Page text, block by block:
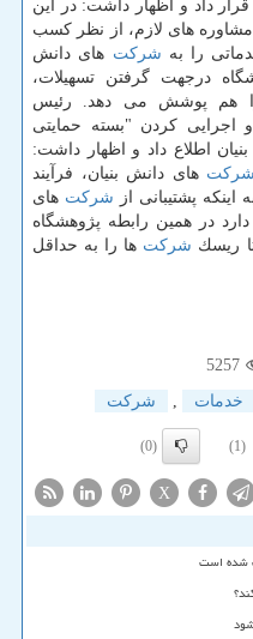
داد و اظهار داشت: در این
مشاوره های لازم، از نظر كسب
را به شركت های دانش
درجهت گرفتن تسهیلات،
هم پوشش می دهد. رئیس
اجرایی كردن "بسته حمایتی
اطلاع داد و اظهار داشت:
شركت های دانش بنیان، فرآیند
اینكه پشتیبانی از شركت های
در همین رابطه پژوهشگاه
ریسك شركت ها را به حداقل
5257
خدمات , شركت
(1)
(0)
X
شده است